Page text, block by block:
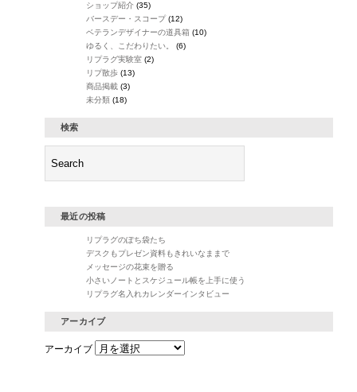
ショップ紹介 (35)
バースデー・スコープ(12)
ベテランデザイナーの道具箱 (10)
ゆるく、こだわりたい。
(6)
リプラグ実験室 (2)
リプ散歩 (13)
商品掲載 (3)
未分類 (18)
検索
最近の投稿
リプラグのぽち袋たち
デスクもプレゼン資料もきれいなままで
メッセージの花束を贈る
小さいノートとスケジュール帳を上手に使う
リプラグ名入れカレンダーインタビュー
アーカイブ
アーカイブ